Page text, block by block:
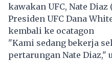
kawakan UFC, Nate
Presiden UFC Dana
kembali ke ocatagon
"Kami sedang bekerja
pertarungan Nate Diaz,"